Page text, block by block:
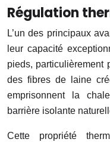
Régulation
L’un des principaux
leur capacité
pieds, particulièrement
des fibres de laine
emprisonnent la
barrière isolante
Cette propriété